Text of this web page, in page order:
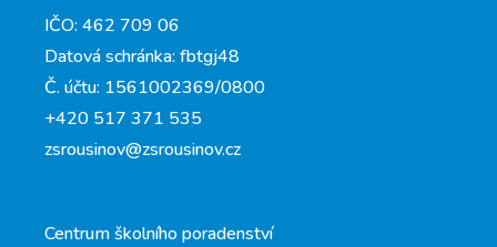
IČO: 462 709 06
Datová schránka: fbtgj48
Č. účtu: 1561002369/0800
+420 517 371 535
zsrousinov@zsrousinov.cz
Centrum školního poradenství